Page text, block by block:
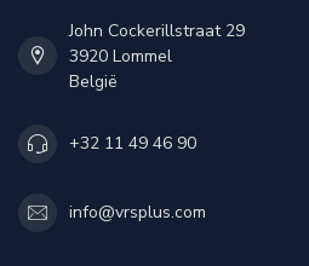
John Cockerillstraat 29
3920 Lommel
België
+32 11 49 46 90
info@vrsplus.com